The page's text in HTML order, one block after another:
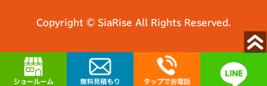
Copyright © SiaRise All Rights Reserved.